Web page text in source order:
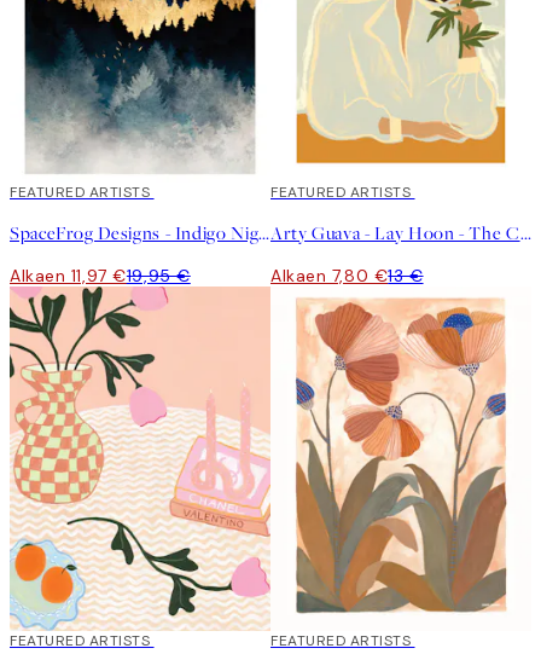
40%*
FEATURED ARTISTS
SpaceFrog Designs - Indigo Night Juliste
Alkaen 11,97 €19,95 €
40%*
FEATURED ARTISTS
Arty Guava - Lay Hoon - The Chrysanthemum Juliste
Alkaen 7,80 €13 €
40%*
FEATURED ARTISTS 40%*
FEATURED ARTISTS